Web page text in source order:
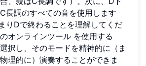
長調のすべての音を使用します
りDで終わることを理解してくだ
オンラインツール を使用する
択し、そのモードを精神的に（ま
理的に）演奏することができま